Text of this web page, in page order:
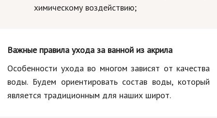
химическому воздействию;
Важные правила ухода за ванной из акрила
Особенности ухода во многом зависят от качества
воды. Будем ориентировать состав воды, который
является традиционным для наших широт.